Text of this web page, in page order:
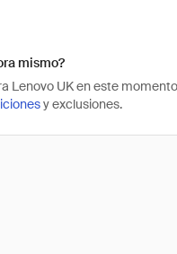
mismo?
Lenovo UK en este
y exclusiones.